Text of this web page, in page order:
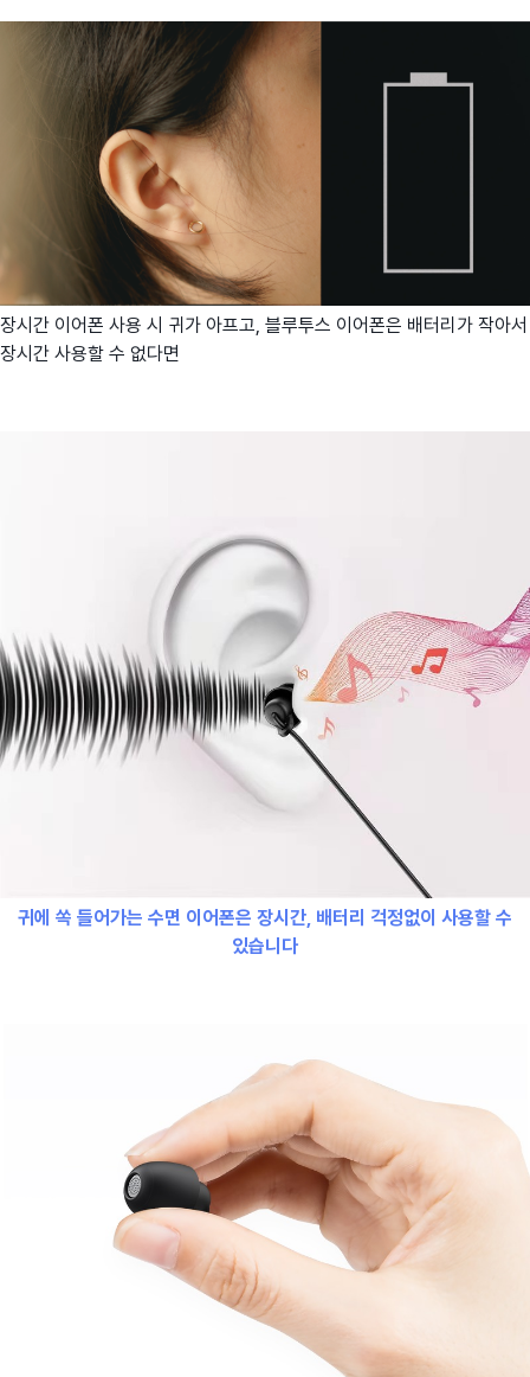
장시간 이어폰 사용 시 귀가 아프고, 블루투스 이어폰은 배터리가 작아서
장시간 사용할 수 없다면
귀에 쏙 들어가는 수면 이어폰은 장시간, 배터리 걱정없이 사용할 수
있습니다